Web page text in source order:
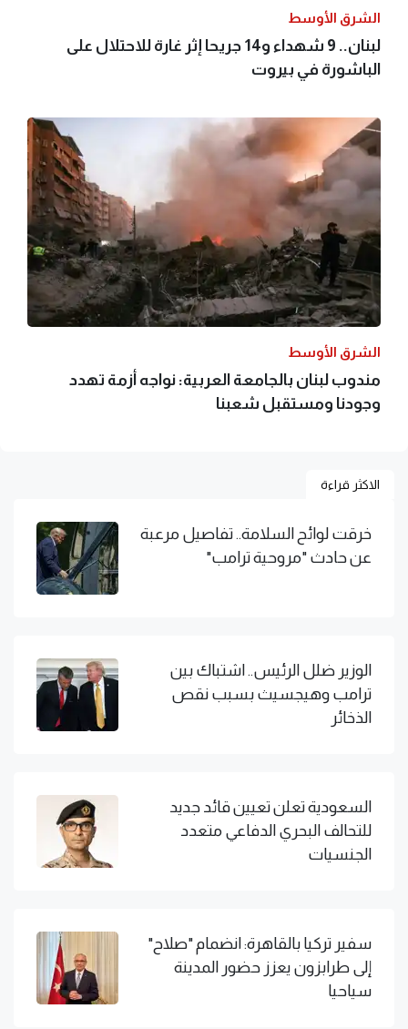
الشرق الأوسط
لبنان.. 9 شهداء و14 جريحا إثر غارة للاحتلال على
الباشورة في بيروت
الشرق الأوسط
مندوب لبنان بالجامعة العربية: نواجه أزمة تهدد
وجودنا ومستقبل شعبنا
الاكثر قراءة
خرقت لوائح السلامة.. تفاصيل مرعبة
عن حادث "مروحية ترامب"
الوزير ضلل الرئيس.. اشتباك بين
ترامب وهيجسيث بسبب نقص
الذخائر
السعودية تعلن تعيين قائد جديد
للتحالف البحري الدفاعي متعدد
الجنسيات
سفير تركيا بالقاهرة: انضمام "صلاح"
إلى طرابزون يعزز حضور المدينة
سياحيا